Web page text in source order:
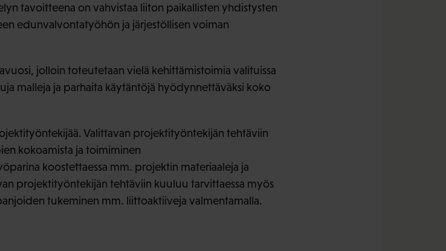
tavoitteena on vahvistaa liiton paikallisten yhdistysten
edunvalvontatyöhön ja järjestöllisen voiman
jolloin toteutetaan vielä kehittämistoimia valituissa
malleja ja parhaita käytäntöjä hyödynnettäväksi koko
Valittavan projektityöntekijän tehtäviin
kokoamista ja toimiminen
koostettaessa mm. projektin materiaaleja ja
projektityöntekijän tehtäviin kuuluu tarvittaessa myös
tukeminen mm. liittoaktiiveja valmentamalla.